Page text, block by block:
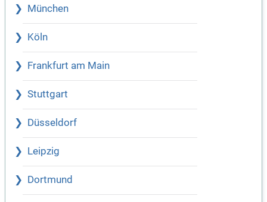
München
Köln
Frankfurt am Main
Stuttgart
Düsseldorf
Leipzig
Dortmund